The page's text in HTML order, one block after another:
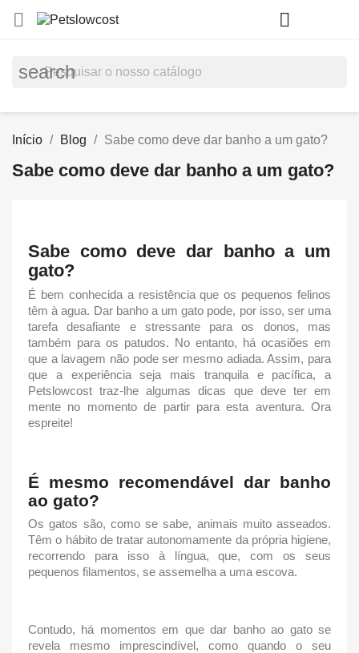
 
search
Início Blog Sabe como deve dar banho a um gato?
Sabe como deve dar banho a um gato?
Sabe como deve dar banho a um
gato?
É bem conhecida a resistência que os pequenos felinos
têm à agua. Dar banho a um gato pode, por isso, ser uma
tarefa desafiante e stressante para os donos, mas
também para os patudos. No entanto, há ocasiões em
que a lavagem não pode ser mesmo adiada. Assim, para
que a experiência seja mais tranquila e pacífica, a
Petslowcost traz-lhe algumas dicas que deve ter em
mente no momento de partir para esta aventura. Ora
espreite!
É mesmo recomendável dar banho
ao gato?
Os gatos são, como se sabe, animais muito asseados.
Têm o hábito de tratar autonomamente da própria higiene,
recorrendo para isso à língua, que, com os seus
pequenos filamentos, se assemelha a uma escova.
Contudo, há momentos em quedar banho ao gatose
revela mesmo imprescindível, como quando o seu